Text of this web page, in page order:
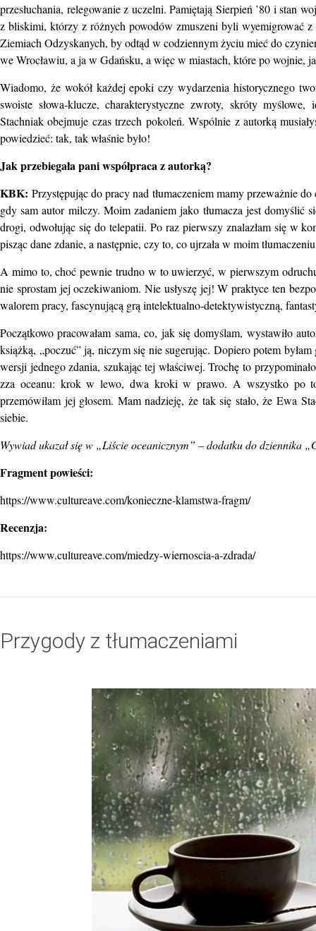
przesłuchania, relegowanie z uczelni. Pamiętają Sierpień ’80 i stan
z bliskimi, którzy z różnych powodów zmuszeni byli wyemigrować
Ziemiach Odzyskanych, by odtąd w codziennym życiu mieć do
we Wrocławiu, a ja w Gdańsku, a więc w miastach, które po wojnie,
Wiadomo, że wokół każdej epoki czy wydarzenia historycznego
swoiste słowa-klucze, charakterystyczne zwroty, skróty
Stachniak obejmuje czas trzech pokoleń. Wspólnie z autorką
powiedzieć: tak, tak właśnie było!
Jak przebiegała pani współpraca z autorką?
KBK:Przystępując do pracy nad tłumaczeniem mamy przeważnie
gdy sam autor milczy. Moim zadaniem jako tłumacza jest domyślić
drogi, odwołując się do telepatii. Po raz pierwszy znalazłam się w
pisząc dane zdanie, a następnie, czy to, co ujrzała w moim
A mimo to, choć pewnie trudno w to uwierzyć, w pierwszym odruchu
nie sprostam jej oczekiwaniom. Nie usłyszę jej! W praktyce ten
walorem pracy, fascynującą grą intelektualno-detektywistyczną,
Początkowo pracowałam sama, co, jak się domyślam, wystawiło
książką, „poczuć” ją, niczym się nie sugerując. Dopiero potem
wersji jednego zdania, szukając tej właściwej. Trochę to
zza oceanu: krok w lewo, dwa kroki w prawo. A wszystko po
przemówiłam jej głosem. Mam nadzieję, że tak się stało, że Ewa
siebie.
Wywiad ukazał się w „Liście oceanicznym” – dodatku do dziennika
Fragment powieści:
https://www.cultureave.com/konieczne-klamstwa-fragm/
Recenzja:
https://www.cultureave.com/miedzy-wiernoscia-a-zdrada/
Przygody z tłumaczeniami